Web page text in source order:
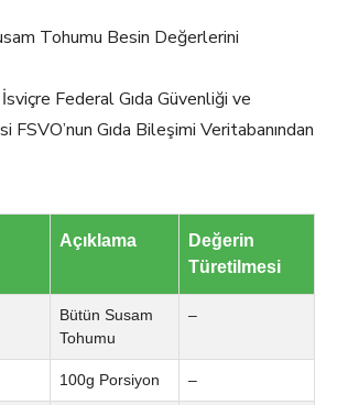
Tohumu Besin Değerlerini
Federal Gıda Güvenliği ve
Gıda Bileşimi Veritabanından
Açıklama
Değerin
Türetilmesi
Bütün Susam
Tohumu
–
100g Porsiyon –